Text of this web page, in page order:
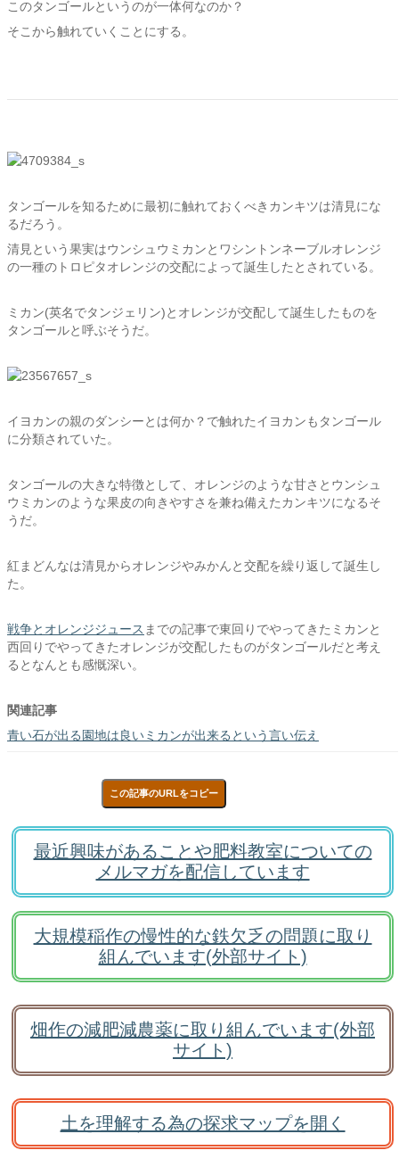
このタンゴールというのが一体何なのか？
そこから触れていくことにする。
タンゴールを知るために最初に触れておくべきカンキツは清見にな
るだろう。
清見という果実はウンシュウミカンとワシントンネーブルオレンジ
の一種のトロピタオレンジの交配によって誕生したとされている。
ミカン(英名でタンジェリン)とオレンジが交配して誕生したものを
タンゴールと呼ぶそうだ。
イヨカンの親のダンシーとは何か？で触れたイヨカンもタンゴール
に分類されていた。
タンゴールの大きな特徴として、オレンジのような甘さとウンシュ
ウミカンのような果皮の向きやすさを兼ね備えたカンキツになるそ
うだ。
紅まどんなは清見からオレンジやみかんと交配を繰り返して誕生し
た。
戦争とオレンジジュース までの記事で東回りでやってきたミカンと
西回りでやってきたオレンジが交配したものがタンゴールだと考え
るとなんとも感慨深い。
関連記事
青い石が出る園地は良いミカンが出来るという言い伝え
この記事のURLをコピー
最近興味があることや肥料教室についての
メルマガを配信しています
大規模稲作の慢性的な鉄欠乏の問題に取り
組んでいます(外部サイト)
畑作の減肥減農薬に取り組んでいます(外部
サイト)
土を理解する為の探求マップを開く